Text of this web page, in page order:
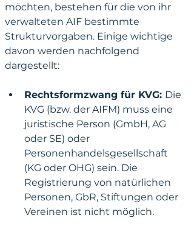
möchten, bestehen für die von ihr
verwalteten AIF bestimmte
Strukturvorgaben. Einige wichtige
davon werden nachfolgend
dargestellt:
Rechtsformzwang für KVG: Die
KVG (bzw. der AIFM) muss eine
juristische Person (GmbH, AG
oder SE) oder
Personenhandelsgesellschaft
(KG oder OHG) sein. Die
Registrierung von natürlichen
Personen, GbR, Stiftungen oder
Vereinen ist nicht möglich.